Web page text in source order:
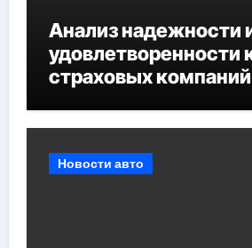
Анализ надежности
удовлетворенности
страховых
Новости авто